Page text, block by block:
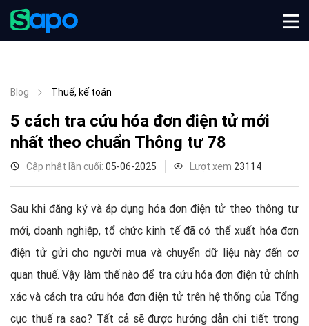
Blog Thuế, kế toán
5 cách tra cứu hóa đơn điện tử mới
nhất theo chuẩn Thông tư 78
Cập nhật lần cuối: 05-06-2025 Lượt xem 23114
Sau khi đăng ký và áp dụng hóa đơn điện tử theo thông tư
mới, doanh nghiệp, tổ chức kinh tế đã có thể xuất hóa đơn
điện tử gửi cho người mua và chuyển dữ liệu này đến cơ
quan thuế. Vậy làm thế nào để tra cứu hóa đơn điện tử chính
xác và cách tra cứu hóa đơn điện tử trên hệ thống của Tổng
cục thuế ra sao? Tất cả sẽ được hướng dẫn chi tiết trong